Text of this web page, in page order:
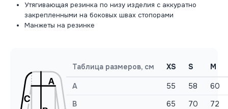
Утягивающая резинка по низу изделия с аккуратно
закрепленными на боковых швах стопорами
Манжеты на резинке
Таблица размеров, см XS S M
A 55 58
60
B
65 70
72